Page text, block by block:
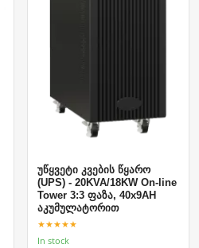
უწყვეტი კვების წყარო
(UPS) - 20KVA/18KW On-line
Tower 3:3 ფაზა, 40x9AH
აკუმულატორით
★★★★★
In stock